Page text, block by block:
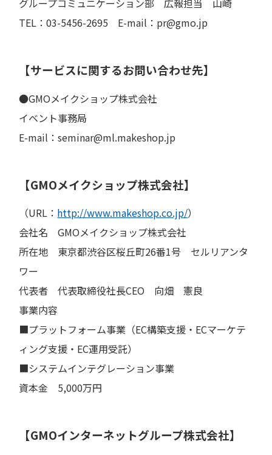
グループコミュニケーション部 広報担当 山崎
TEL：03-5456-2695 E-mail：pr@gmo.jp
【サービスに関するお問い合わせ先】
●GMOメイクショップ株式会社
イベント事務局
E-mail：seminar@ml.makeshop.jp
【GMOメイクショップ株式会社】
（URL： http://www.makeshop.co.jp/）
会社名 GMOメイクショップ株式会社
所在地 東京都渋谷区桜丘町26番1号 セルリアンタ
ワー
代表者 代表取締役社長CEO 向畑 憲良
事業内容
■プラットフォーム事業（EC構築支援・ECマーケテ
ィング支援・EC運用受託）
■システムインテグレーション事業
資本金 5,000万円
【GMOインターネットグループ株式会社】